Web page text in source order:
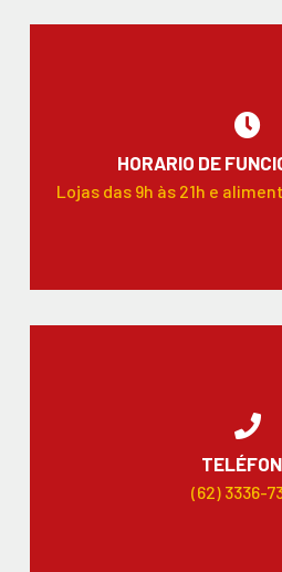
HORARIO DE
Lojas das 9h às 21h e
(62) 3336-